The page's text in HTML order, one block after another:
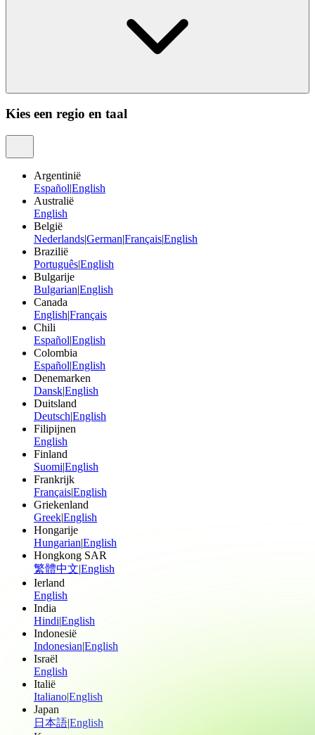
Kies een regio en taal
Argentinië
Español|English
Australië
English
België
Nederlands|German|Français|English
Brazilië
Português|English
Bulgarije
Bulgarian|English
Canada
English|Français
Chili
Español|English
Colombia
Español|English
Denemarken
Dansk|English
Duitsland
Deutsch|English
Filipijnen
English
Finland
Suomi|English
Frankrijk
Français|English
Griekenland
Greek|English
Hongarije
Hungarian|English
Hongkong SAR
繁體中文|English
Ierland
English
India
Hindi|English
Indonesië
Indonesian|English
Israël
English
Italië
Italiano|English
Japan
日本語|English